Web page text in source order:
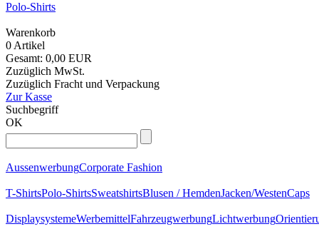
Polo-Shirts
Warenkorb
0 Artikel
Gesamt: 0,00 EUR
Zuzüglich MwSt.
Zuzüglich Fracht und Verpackung
Zur Kasse
Suchbegriff
OK
AussenwerbungCorporate Fashion
T-ShirtsPolo-ShirtsSweatshirtsBlusen / HemdenJacken/WestenCaps
DisplaysystemeWerbemittelFahrzeugwerbungLichtwerbung